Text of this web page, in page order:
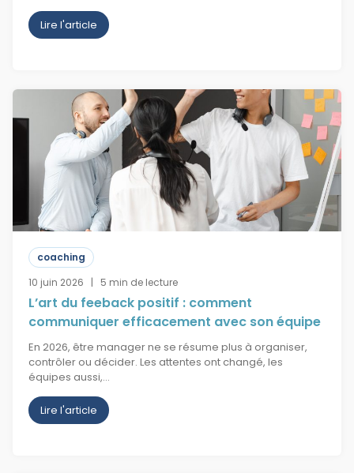
Lire l'article
coaching
10 juin 2026 | 5 min de lecture
L’art du feeback positif : comment
communiquer efficacement avec son équipe
En 2026, être manager ne se résume plus à organiser,
contrôler ou décider. Les attentes ont changé, les
équipes aussi,…
Lire l'article